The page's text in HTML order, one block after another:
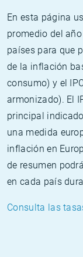
En esta página
promedio del
países para que
de la inflación
consumo) y el
armonizado). El
principal
una medida
inflación en
de resumen
en cada país
Consulta las